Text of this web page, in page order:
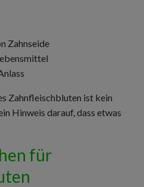
Zahnseide
Zahnfleischbluten ist kein
Hinweis darauf, dass etwas
für